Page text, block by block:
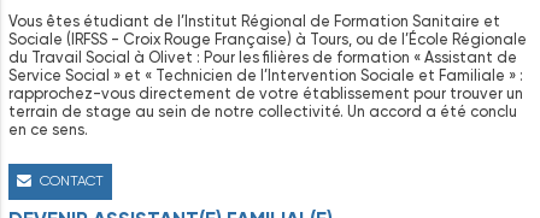
Vous êtes étudiant de l’Institut Régional de Formation Sanitaire et
Sociale (IRFSS - Croix Rouge Française) à Tours, ou de l’École Régionale
du Travail Social à Olivet : Pour les filières de formation « Assistant de
Service Social » et « Technicien de l’Intervention Sociale et Familiale » :
rapprochez-vous directement de votre établissement pour trouver un
terrain de stage au sein de notre collectivité. Un accord a été conclu
en ce sens.
CONTACT